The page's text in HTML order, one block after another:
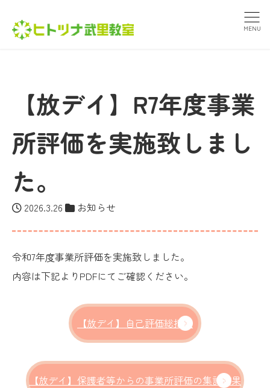
MENU
【放デイ】R7年度事業
所評価を実施致しまし
た。
2026.3.26 お知らせ
令和7年度事業所評価を実施致しました。
内容は下記よりPDFにてご確認ください。
【放デイ】自己評価総括表
【放デイ】保護者等からの事業所評価の集計結果